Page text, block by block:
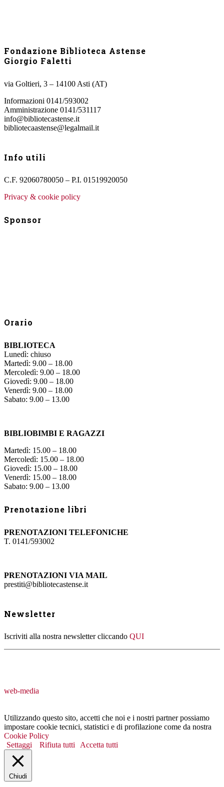
Fondazione Biblioteca Astense
Giorgio Faletti
via Goltieri, 3 – 14100 Asti (AT)
Informazioni 0141/593002
Amministrazione 0141/531117
info@bibliotecastense.it
bibliotecaastense@legalmail.it
Info utili
C.F. 92060780050 – P.I. 01519920050
Privacy & cookie policy
Sponsor
Orario
BIBLIOTECA
Lunedì: chiuso
Martedì: 9.00 – 18.00
Mercoledì: 9.00 – 18.00
Giovedì: 9.00 – 18.00
Venerdì: 9.00 – 18.00
Sabato: 9.00 – 13.00
BIBLIOBIMBI E RAGAZZI
Martedì: 15.00 – 18.00
Mercoledì: 15.00 – 18.00
Giovedì: 15.00 – 18.00
Venerdì: 15.00 – 18.00
Sabato: 9.00 – 13.00
Prenotazione libri
PRENOTAZIONI TELEFONICHE
T. 0141/593002
PRENOTAZIONI VIA MAIL
prestiti@bibliotecastense.it
Newsletter
Iscriviti alla nostra newsletter cliccando QUI
web-media
Utilizzando questo sito, accetti che noi e i nostri partner possiamo
impostare cookie tecnici, statistici e di profilazione come da nostra
Cookie Policy
Settaggi
Rifiuta tutti Accetta tutti
Chiudi